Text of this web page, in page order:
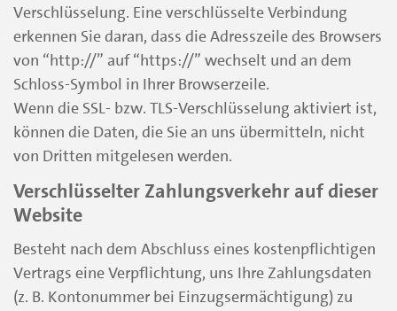
Verschlüsselung. Eine verschlüsselte Verbindung
erkennen Sie daran, dass die Adresszeile des Browsers
von “http://” auf “https://” wechselt und an dem
Schloss-Symbol in Ihrer Browserzeile.
Wenn die SSL- bzw. TLS-Verschlüsselung aktiviert ist,
können die Daten, die Sie an uns übermitteln, nicht
von Dritten mitgelesen werden.
Verschlüsselter Zahlungsverkehr auf dieser
Website
Besteht nach dem Abschluss eines kostenpflichtigen
Vertrags eine Verpflichtung, uns Ihre Zahlungsdaten
(z. B. Kontonummer bei Einzugsermächtigung) zu